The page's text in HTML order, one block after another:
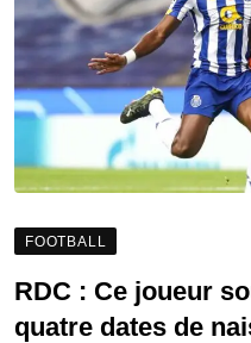
FOOTBALL
RDC : Ce joueur
quatre dates de